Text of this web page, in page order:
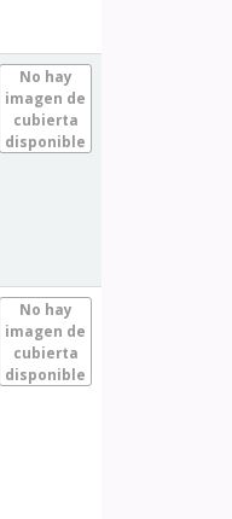
No hay
imagen de
cubierta
disponible
No hay
imagen de
cubierta
disponible